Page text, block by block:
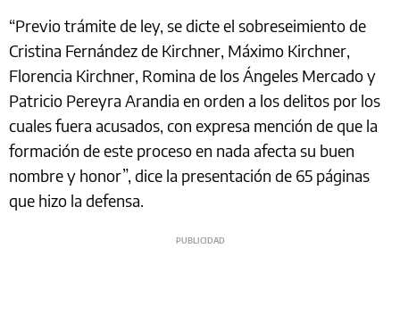
“Previo trámite de ley, se dicte el sobreseimiento de
Cristina Fernández de Kirchner, Máximo Kirchner,
Florencia Kirchner, Romina de los Ángeles Mercado y
Patricio Pereyra Arandia en orden a los delitos por los
cuales fuera acusados, con expresa mención de que la
formación de este proceso en nada afecta su buen
nombre y honor”, dice la presentación de 65 páginas
que hizo la defensa.